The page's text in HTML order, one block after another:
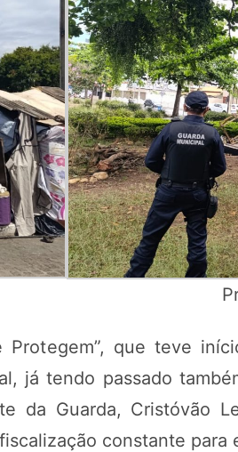
Protegem”, que teve
já tendo passado
da Guarda, Cristóvão
constante para